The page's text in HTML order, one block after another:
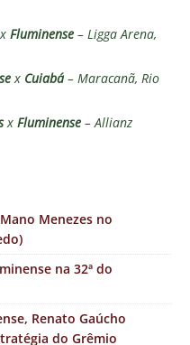
x Fluminense – Ligga Arena,
x Cuiabá– Maracanã, Rio
x Fluminense – Allianz
Menezes no
na 32ª do
Renato Gaúcho
do Grêmio